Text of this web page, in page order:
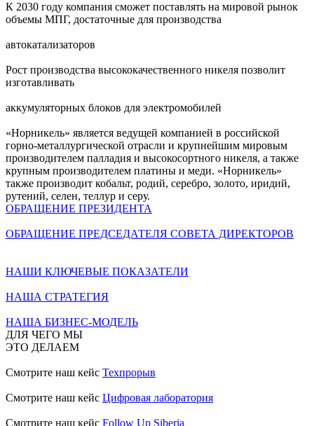
К 2030 году компания сможет поставлять на мировой рынок
объемы МПГ, достаточные для производства
автокатализаторов
Рост производства высококачественного никеля позволит
изготавливать
аккумуляторных блоков для электромобилей
«Норникель» является ведущей компанией в российской
горно-металлургической отрасли и крупнейшим мировым
производителем палладия и высокосортного никеля, а также
крупным производителем платины и меди. «Норникель»
также производит кобальт, родий, серебро, золото, иридий,
рутений, селен, теллур и серу.
ОБРАЩЕНИЕ ПРЕЗИДЕНТА
ОБРАЩЕНИЕ ПРЕДСЕДАТЕЛЯ СОВЕТА ДИРЕКТОРОВ
НАШИ КЛЮЧЕВЫЕ ПОКАЗАТЕЛИ
НАША СТРАТЕГИЯ
НАША БИЗНЕС-МОДЕЛЬ
ДЛЯ ЧЕГО МЫ
ЭТО ДЕЛАЕМ
Смотрите наш кейс Техпрорыв
Смотрите наш кейс Цифровая лаборатория
Смотрите наш кейс Follow Up Siberia